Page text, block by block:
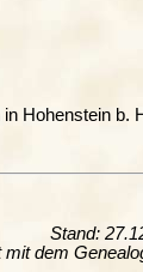
in Hohenstein b.
Stand:
mit dem